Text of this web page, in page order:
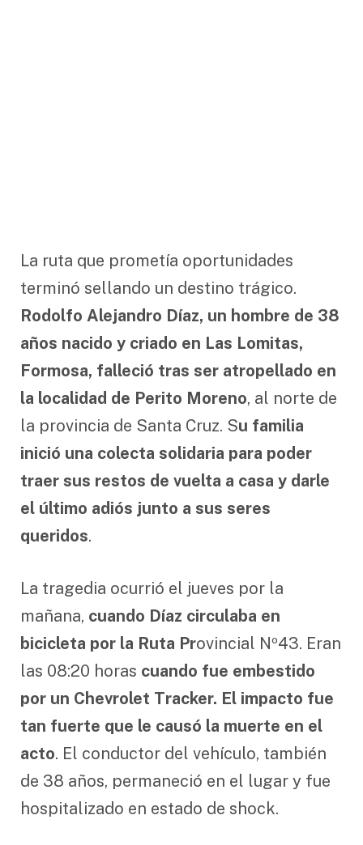
La ruta que prometía oportunidades
terminó sellando un destino trágico.
Rodolfo Alejandro Díaz, un hombre de 38
años nacido y criado en Las Lomitas,
Formosa, falleció tras ser atropellado en
la localidad de Perito Moreno, al norte de
la provincia de Santa Cruz. Su familia
inició una colecta solidaria para poder
traer sus restos de vuelta a casa y darle
el último adiós junto a sus seres
queridos.
La tragedia ocurrió el jueves por la
mañana, cuando Díaz circulaba en
bicicleta por la Ruta Provincial Nº43. Eran
las 08:20 horas cuando fue embestido
por un Chevrolet Tracker. El impacto fue
tan fuerte que le causó la muerte en el
acto. El conductor del vehículo, también
de 38 años, permaneció en el lugar y fue
hospitalizado en estado de shock.